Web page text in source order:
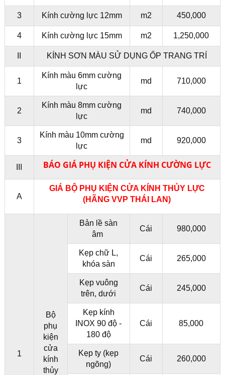
3 Kính cường lực 12mm m2 450,000
4 Kính cường lực 15mm m2 1,250,000
KÍNH SƠN MÀU SỬ DỤNG ỐP TRANG TRÍ
1
Kính màu 6mm cường
lực
md 710,000
2
Kính màu 8mm cường
lực
md 740,000
3
Kính màu 10mm cường
lực
md 920,000
BÁO GIÁ PHỤ KIỆN CỬA KÍNH CƯỜNG LỰC
A
GIÁ BỘ PHỤ KIỆN CỬA KÍNH THỦY LỰC
(HÃNG VVP THÁI LAN)
1
Bộ
phụ
kiện
cửa
kính
thủy
Bản lề sàn
âm
Cái 980,000
Kẹp chữ L,
khóa sàn
Cái 265,000
Kẹp vuông
trên, dưới
Cái 245,000
Kẹp kính
INOX 90 độ -
180 độ
Cái 85,000
Kẹp ty (kẹp
ngõng)
Cái 260,000